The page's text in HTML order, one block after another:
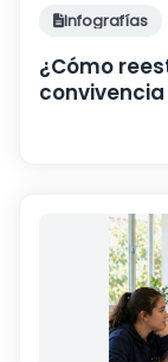
Infografías
¿Cómo